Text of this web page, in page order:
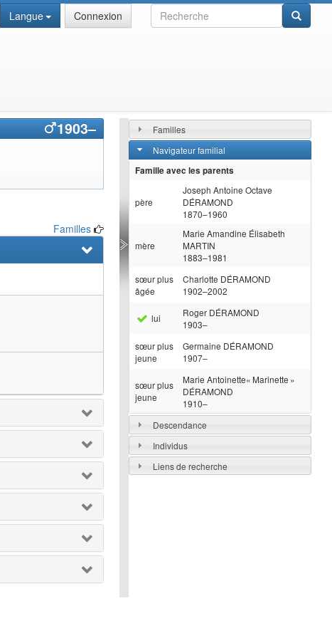
Recherche
Langue Connexion
1903–
Familles
Familles
Navigateur familial
Famille avec les parents
père
Joseph Antoine Octave
DÉRAMOND
1870–1960
mère
Marie Amandine Élisabeth
MARTIN
1883–1981
sœur plus
âgée
Charlotte DÉRAMOND
1902–2002
lui Roger DÉRAMOND
1903–
sœur plus
jeune
Germaine DÉRAMOND
1907–
sœur plus
jeune
Marie Antoinette« Marinette »
DÉRAMOND
1910–
Descendance
Individus
Liens de recherche